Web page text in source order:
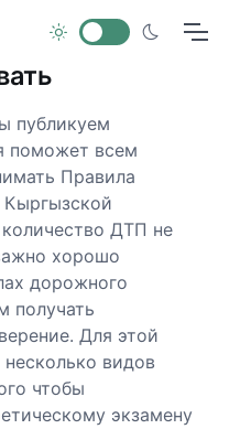
публикуем
поможет всем
Правила
ДТП не
хорошо
дорожного
получать
Для этой
видов
чтобы
экзамену